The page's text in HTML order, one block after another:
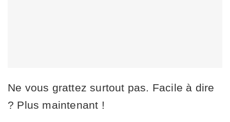
Ne vous grattez surtout pas. Facile à dire
? Plus maintenant !